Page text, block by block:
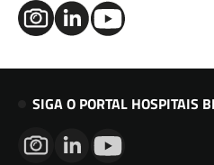
SIGA O PORTAL HOSPITAIS